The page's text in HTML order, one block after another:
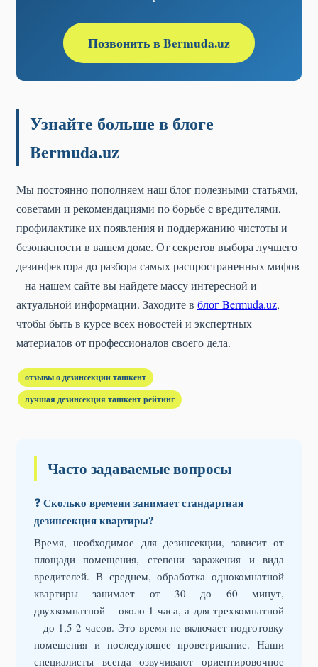
Позвонить в Bermuda.uz
Узнайте больше в блоге
Bermuda.uz
Мы постоянно пополняем наш блог полезными статьями,
советами и рекомендациями по борьбе с вредителями,
профилактике их появления и поддержанию чистоты и
безопасности в вашем доме. От секретов выбора лучшего
дезинфектора до разбора самых распространенных мифов
– на нашем сайте вы найдете массу интересной и
актуальной информации. Заходите в блог Bermuda.uz,
чтобы быть в курсе всех новостей и экспертных
материалов от профессионалов своего дела.
отзывы о дезинсекции ташкент
лучшая дезинсекция ташкент рейтинг
Часто задаваемые вопросы
❓ Сколько времени занимает стандартная
дезинсекция квартиры?
Время, необходимое для дезинсекции, зависит от
площади помещения, степени заражения и вида
вредителей. В среднем, обработка однокомнатной
квартиры занимает от 30 до 60 минут,
двухкомнатной – около 1 часа, а для трехкомнатной
– до 1,5-2 часов. Это время не включает подготовку
помещения и последующее проветривание. Наши
специалисты всегда озвучивают ориентировочное